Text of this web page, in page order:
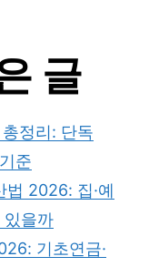
글
정리: 단독
준
법 2026: 집·예
있을까
기초연금·